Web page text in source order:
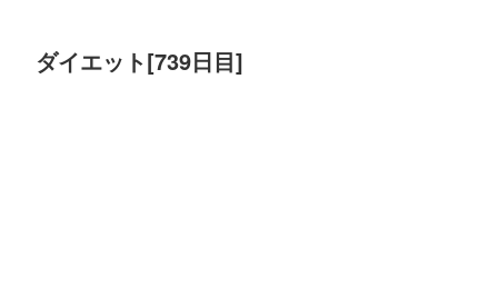
ダイエット[739日目]